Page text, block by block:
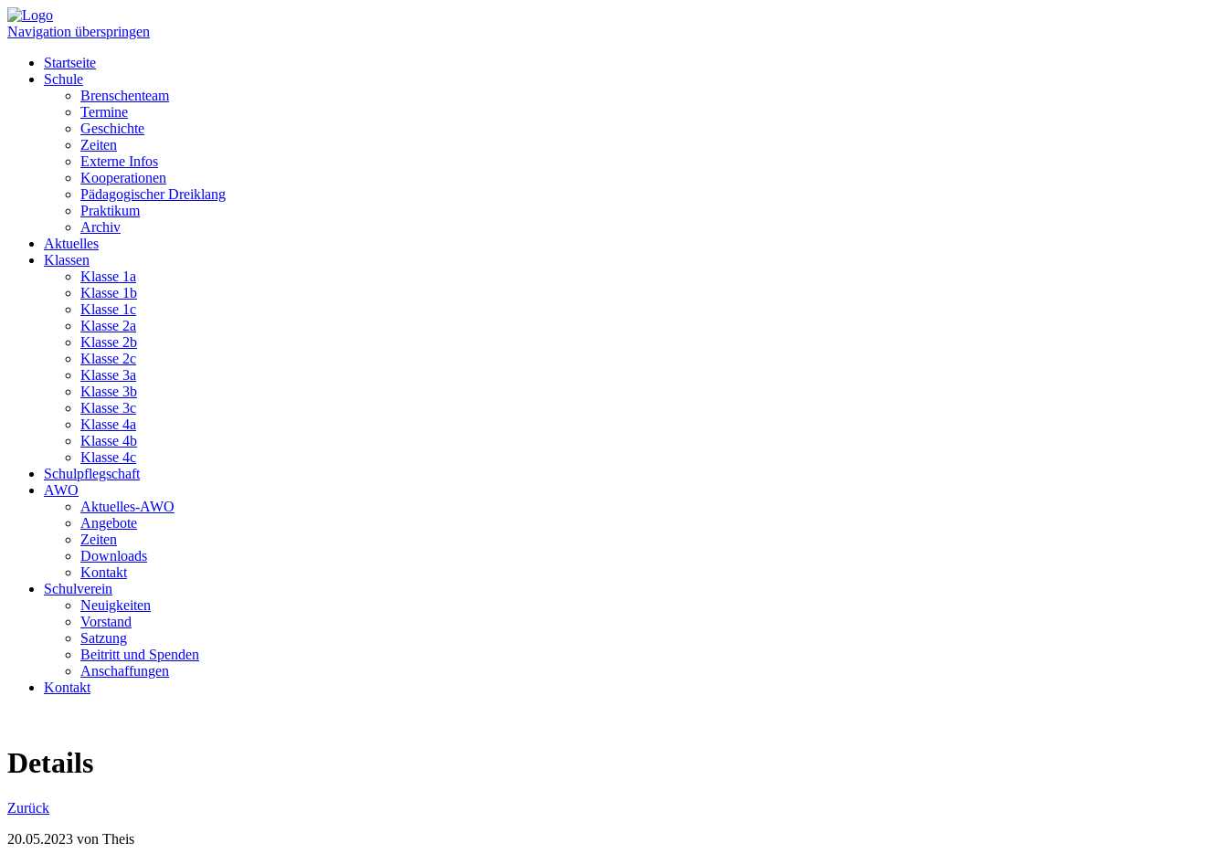
Navigation überspringen
Startseite
Schule
Brenschenteam
Termine
Geschichte
Zeiten
Externe Infos
Kooperationen
Pädagogischer Dreiklang
Praktikum
Archiv
Aktuelles
Klassen
Klasse 1a
Klasse 1b
Klasse 1c
Klasse 2a
Klasse 2b
Klasse 2c
Klasse 3a
Klasse 3b
Klasse 3c
Klasse 4a
Klasse 4b
Klasse 4c
Schulpflegschaft
AWO
Aktuelles-AWO
Angebote
Zeiten
Downloads
Kontakt
Schulverein
Neuigkeiten
Vorstand
Satzung
Beitritt und Spenden
Anschaffungen
Kontakt
Details
Zurück
20.05.2023 von Theis